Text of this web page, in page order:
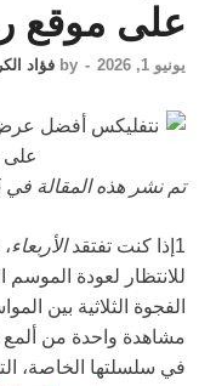
على موقع
يونيو 1, 2026 -
by فؤاد
تم نشر هذه المقالة في 30/5 وتم إعادة نشرها في 31/5.
1إذا كنت تفتقد الأربعاء
للانتظار لعودة الموسم
الفجوة الثلاثية بين
مشاهدة واحدة من ألمع
في سلسلتها الخاصة،